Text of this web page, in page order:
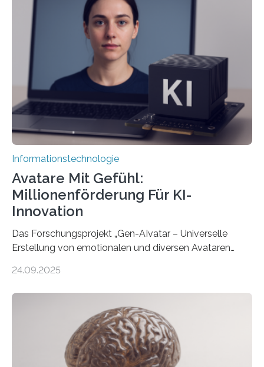
Informationstechnologie
Avatare Mit Gefühl:
Millionenförderung Für KI-
Innovation
Das Forschungsprojekt „Gen-AIvatar – Universelle
Erstellung von emotionalen und diversen Avataren
Förderung in Höhe von rund 2 Millionen Euro. Dabei
der Universität Bonn und der TH Köln gemeinsam mit
der MindPort GmbH eine neuartige, KI-gestützte
Lösung zur Erzeugung von Emotionen für realistische
Avatare. Gen-AIvatar entwickelt innovative und
kosteneffiziente Methoden, um lebensechte Avatare zu
24.09.2025